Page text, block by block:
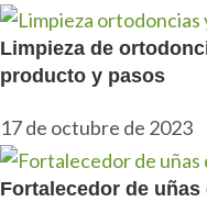
Limpieza de
producto y pasos
17 de octubre de 2023
Fortalecedor de